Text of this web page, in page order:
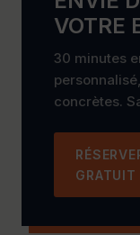
VOTRE
30 minutes
concrètes.